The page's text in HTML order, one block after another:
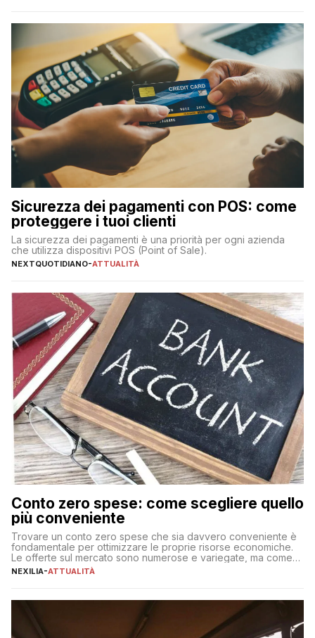
Sicurezza dei pagamenti con POS: come
proteggere i tuoi clienti
La sicurezza dei pagamenti è una priorità per ogni azienda
che utilizza dispositivi POS (Point of Sale).
NEXTQUOTIDIANO-ATTUALITÀ
Conto zero spese: come scegliere quello
più conveniente
Trovare un conto zero spese che sia davvero conveniente è
fondamentale per ottimizzare le proprie risorse economiche.
Le offerte sul mercato sono numerose e variegate, ma come
individuare quella più adatta alle proprie esigenze senza
sul […]
NEXILIA-ATTUALITÀ